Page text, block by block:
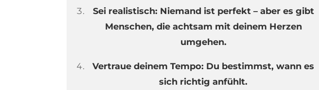
Sei realistisch: Niemand ist perfekt – aber es gibt
Menschen, die achtsam mit deinem Herzen
umgehen.
Vertraue deinem Tempo: Du bestimmst, wann es
sich richtig anfühlt.